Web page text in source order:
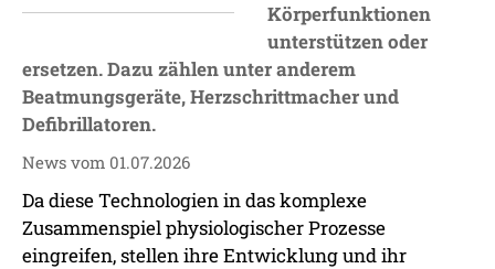
Körperfunktionen
unterstützen oder
ersetzen. Dazu zählen unter anderem
Beatmungsgeräte, Herzschrittmacher und
Defibrillatoren.
News vom 01.07.2026
Da diese Technologien in das komplexe
Zusammenspiel physiologischer Prozesse
eingreifen, stellen ihre Entwicklung und ihr